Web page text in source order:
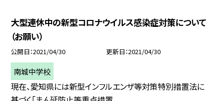
大型連休中の新型コロナウイルス感染症対策について
（お願い）
公開日 2021/04/30 更新日 2021/04/30
南城中学校
現在、愛知県には新型インフルエンザ等対策特別措置法に